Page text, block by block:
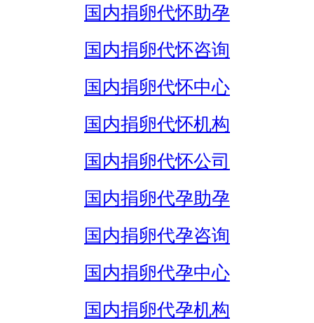
国内捐卵代怀助孕
国内捐卵代怀咨询
国内捐卵代怀中心
国内捐卵代怀机构
国内捐卵代怀公司
国内捐卵代孕助孕
国内捐卵代孕咨询
国内捐卵代孕中心
国内捐卵代孕机构